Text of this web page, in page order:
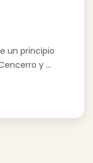
un principio
y ...